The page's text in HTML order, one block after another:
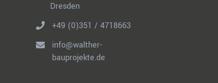
Dresden
+49 (0)351 / 4718663
info@walther-
bauprojekte.de